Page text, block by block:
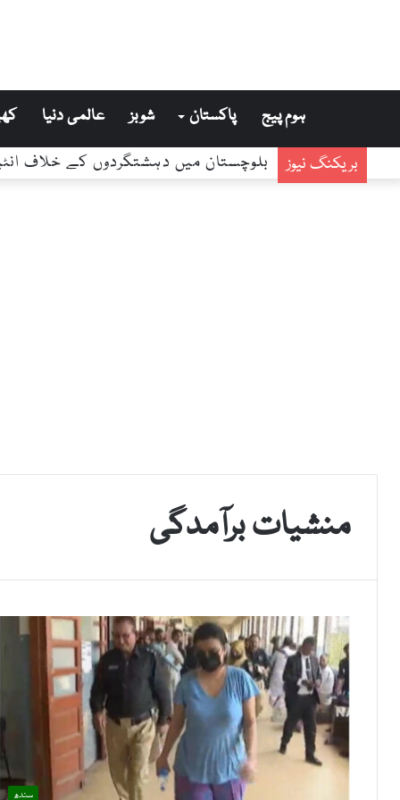
ہوم پیج پاکستان شوبز عالمی دنیا
بریکنگ نیوز
بلوچستان میں دہشتگردوں کے خلاف انٹیلی جنس
منشیات برآمدگی
سندھ